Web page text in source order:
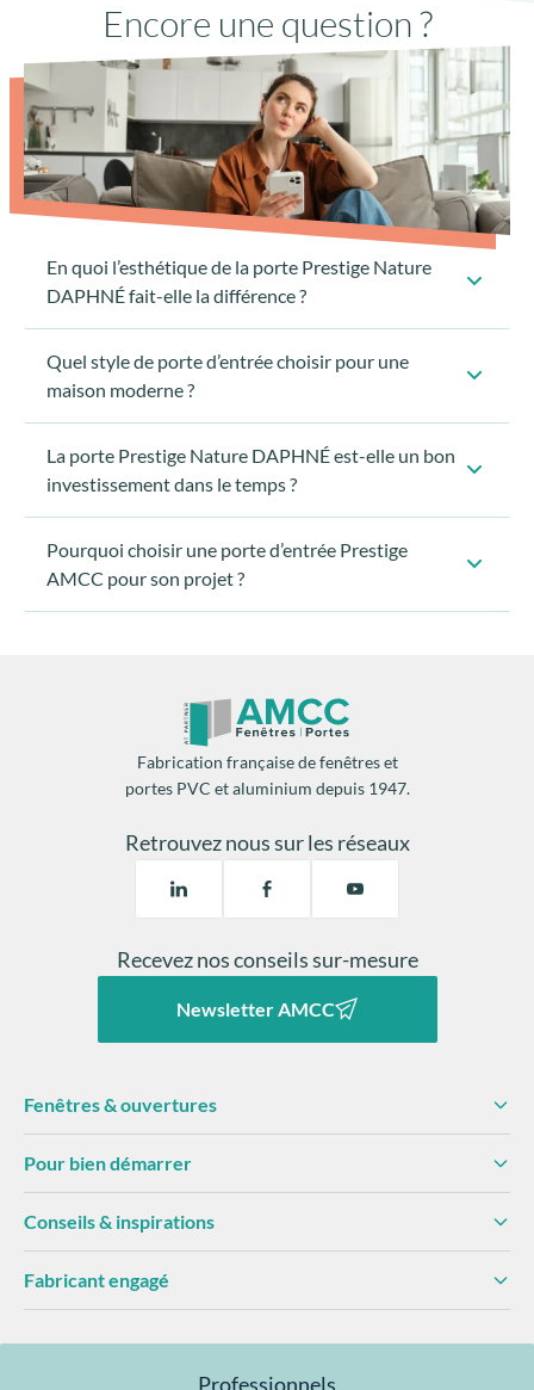
avec joint anti-dépôt de sable
Encore une question ?
En quoi l’esthétique de la porte Prestige Nature
DAPHNÉ fait-elle la différence ?
Quel style de porte d’entrée choisir pour une
maison moderne ?
La porte Prestige Nature DAPHNÉ est-elle un bon
investissement dans le temps ?
durable des finitions dans le temps.
C’est une porte pensée pour durer, pas pour suivre une
mode passagère.
La porte DAPHNÉ elle adaptée à un projet de
sur-mesure, la porte Prestige Nature
DAPHNÉ permet de transformer l’entrée existante sans
modifier la maçonnerie. Elle modernise immédiatement
Pourquoi choisir une porte d’entrée Prestige
AMCC pour son projet ?
Fabrication française de fenêtres et
portes PVC et aluminium depuis 1947.
Retrouvez nous sur les réseaux
Recevez nos conseils sur-mesure
Newsletter AMCC
Fenêtres & ouvertures
Pour bien démarrer
Conseils & inspirations
Fabricant engagé
Professionnels